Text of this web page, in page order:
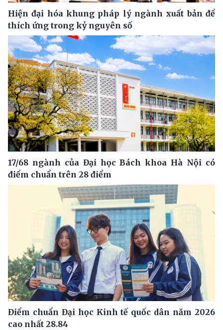
Hiện đại hóa khung pháp lý ngành xuất bản để
thích ứng trong kỷ nguyên số
17/68 ngành của Đại học Bách khoa Hà Nội có
điểm chuẩn trên 28 điểm
Điểm chuẩn Đại học Kinh tế quốc dân năm 2026
cao nhất 28.84